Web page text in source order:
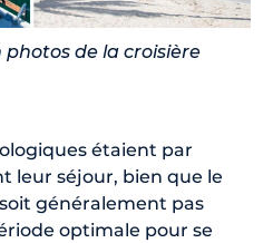
photos de la croisière
étaient par
leur séjour, bien que le
généralement pas
optimale pour se